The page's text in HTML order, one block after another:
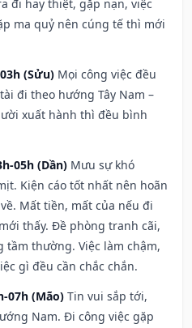
đi hay thiệt, gặp nạn, việc
ma quỷ nên cúng tế thì mới
(Sửu) Mọi công việc đều
đi theo hướng Tây Nam –
xuất hành thì đều bình
05h (Dần) Mưu sự khó
Kiện cáo tốt nhất nên hoãn
Mất tiền, mất của nếu đi
thấy. Đề phòng tranh cãi,
thường. Việc làm chậm,
gì đều cần chắc chắn.
07h (Mão) Tin vui sắp tới,
Nam. Đi công việc gặp